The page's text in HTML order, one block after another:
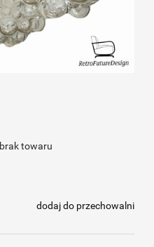
brak towaru
dodaj do przechowalni